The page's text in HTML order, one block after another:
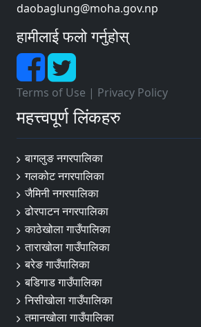
daobaglung@moha.gov.np
हामीलाई फलो गर्नुहोस्
Terms of Use | Privacy Policy
महत्त्वपूर्ण लिंकहरु
बागलुङ नगरपालिका
गलकोट नगरपालिका
जैमिनी नगरपालिका
ढोरपाटन नगरपालिका
काठेखोला गाउँपालिका
ताराखोला गाउँपालिका
बरेङ गाउँपालिका
बडिगाड गाउँपालिका
निसीखोला गाउँपालिका
तमानखोला गाउँपालिका